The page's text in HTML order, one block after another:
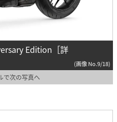
Edition［詳
(画像 No.9/18)
で次の写真へ